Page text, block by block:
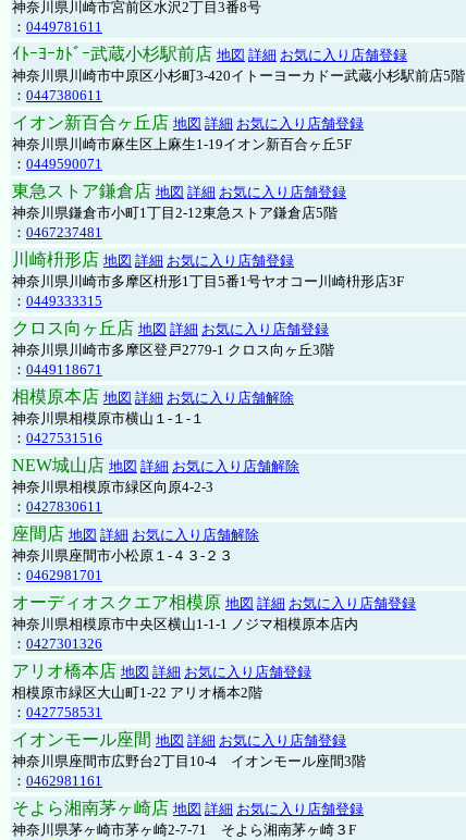
神奈川県川崎市宮前区水沢2丁目3番8号
： 0449781611
ｲﾄｰﾖｰｶﾄﾞｰ武蔵小杉駅前店 地図 詳細 お気に入り店舗登録
神奈川県川崎市中原区小杉町3-420イトーヨーカドー武蔵小杉駅前店5階
： 0447380611
イオン新百合ヶ丘店 地図 詳細 お気に入り店舗登録
神奈川県川崎市麻生区上麻生1-19イオン新百合ヶ丘5F
： 0449590071
東急ストア鎌倉店 地図 詳細 お気に入り店舗登録
神奈川県鎌倉市小町1丁目2-12東急ストア鎌倉店5階
： 0467237481
川崎枡形店 地図 詳細 お気に入り店舗登録
神奈川県川崎市多摩区枡形1丁目5番1号ヤオコー川崎枡形店3F
： 0449333315
クロス向ヶ丘店 地図 詳細 お気に入り店舗登録
神奈川県川崎市多摩区登戸2779-1 クロス向ヶ丘3階
： 0449118671
相模原本店 地図 詳細 お気に入り店舗解除
神奈川県相模原市横山１-１-１
： 0427531516
NEW城山店 地図 詳細 お気に入り店舗解除
神奈川県相模原市緑区向原4-2-3
： 0427830611
座間店 地図 詳細 お気に入り店舗解除
神奈川県座間市小松原１-４３-２３
： 0462981701
オーディオスクエア相模原 地図 詳細 お気に入り店舗登録
神奈川県相模原市中央区横山1-1-1 ノジマ相模原本店内
： 0427301326
アリオ橋本店 地図 詳細 お気に入り店舗登録
相模原市緑区大山町1-22 アリオ橋本2階
： 0427758531
イオンモール座間 地図 詳細 お気に入り店舗登録
神奈川県座間市広野台2丁目10-4 イオンモール座間3階
： 0462981161
そよら湘南茅ヶ崎店 地図 詳細 お気に入り店舗登録
神奈川県茅ヶ崎市茅ヶ崎2‐7‐71 そよら湘南茅ヶ崎３F